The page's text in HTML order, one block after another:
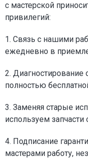
с мастерской
привилегий:
1. Связь с нашими
ежедневно в
2. Диагностирование
полностью
3. Заменяя старые
используем
4. Подписание
мастерами работу,